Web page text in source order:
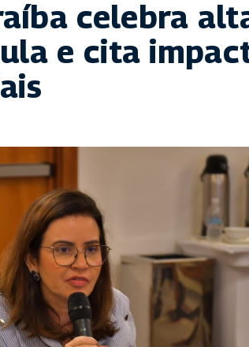
celebra
e cita